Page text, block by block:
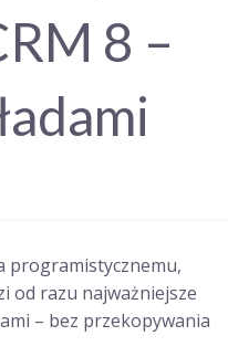
8 –
programistycznemu,
od razu najważniejsze
– bez przekopywania